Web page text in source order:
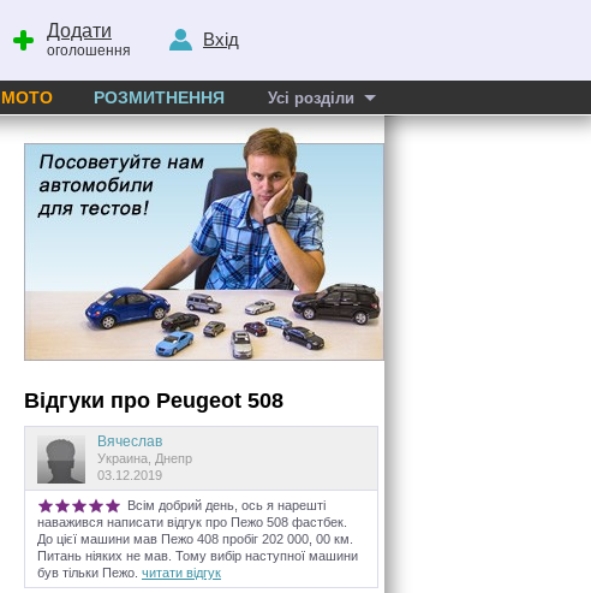
Додати
оголошення
Вхід
МОТО РОЗМИТНЕННЯ Усі розділи
Відгуки про Peugeot 508
Вячеслав
Украина, Днепр
03.12.2019
Всім добрий день, ось я нарешті
наважився написати відгук про Пежо 508 фастбек.
До цієї машини мав Пежо 408 пробіг 202 000, 00 км.
Питань ніяких не мав. Тому вибір наступної машини
був тільки Пежо. читати відгук